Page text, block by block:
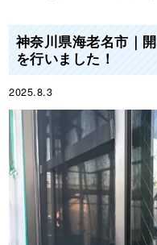
神奈川県海老名市｜
を行いました！
2025.8.3